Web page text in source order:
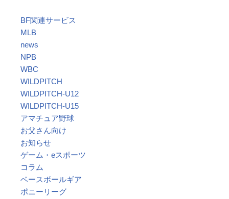
BF関連サービス
MLB
news
NPB
WBC
WILDPITCH
WILDPITCH-U12
WILDPITCH-U15
アマチュア野球
お父さん向け
お知らせ
ゲーム・eスポーツ
コラム
ベースボールギア
ポニーリーグ